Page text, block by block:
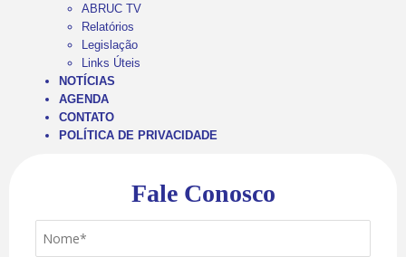
ABRUC TV
Relatórios
Legislação
Links Úteis
NOTÍCIAS
AGENDA
CONTATO
POLÍTICA DE PRIVACIDADE
Fale Conosco